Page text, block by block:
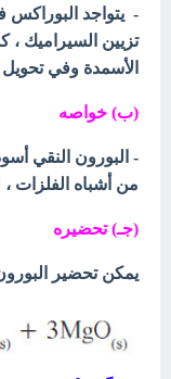
- يتواجد البوراكس
تزيين السيراميك
الأسمدة وفي
(ب) خواصه
- البورون النقي
من أشباه
(جـ) تحضيره
يمكن تحضير